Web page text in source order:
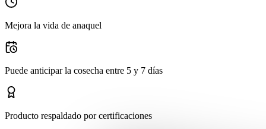
Mejora la vida de anaquel
Puede anticipar la cosecha entre 5 y 7 días
Producto respaldado por certificaciones